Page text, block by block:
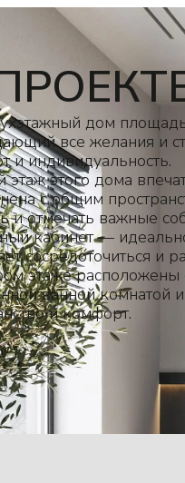
дом
все желания и
и индивидуальность.
этаж этого дома
с общим
и отмечать важные
кабинет —
сосредоточиться и
этаже расположены
ванной комнатой
и комфорт.